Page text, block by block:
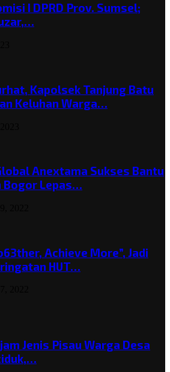
I DPRD Prov. Sumsel;
Kapolsek Tanjung Batu
Keluhan Warga…
Anextama Sukses Bantu
Bogor Lepas…
Achieve More”, Jadi
HUT…
Jenis Pisau Warga Desa